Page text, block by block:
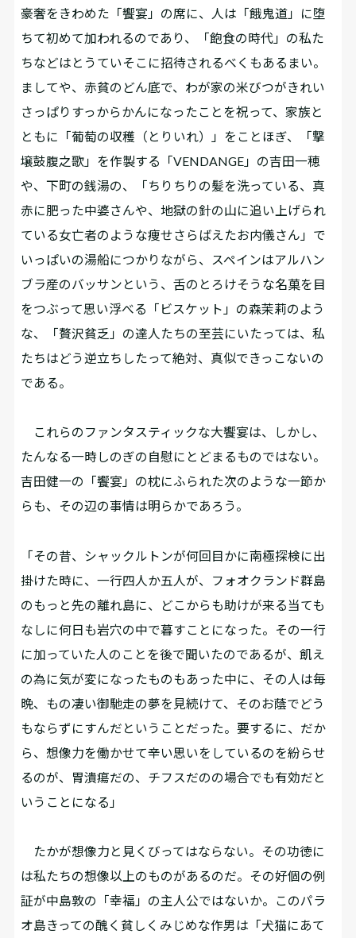
豪奢をきわめた「饗宴」の席に、人は「餓鬼道」に堕
ちて初めて加われるのであり、「飽食の時代」の私た
ちなどはとうていそこに招待されるべくもあるまい。
ましてや、赤貧のどん底で、わが家の米びつがきれい
さっぱりすっからかんになったことを祝って、家族と
ともに「葡萄の収穫（とりいれ）」をことほぎ、「撃
壌鼓腹之歌」を作製する「VENDANGE」の吉田一穂
や、下町の銭湯の、「ちりちりの髪を洗っている、真
赤に肥った中婆さんや、地獄の針の山に追い上げられ
ている女亡者のような痩せさらばえたお内儀さん」で
いっぱいの湯船につかりながら、スペインはアルハン
ブラ産のバッサンという、舌のとろけそうな名菓を目
をつぶって思い浮べる「ビスケット」の森茉莉のよう
な、「贅沢貧乏」の達人たちの至芸にいたっては、私
たちはどう逆立ちしたって絶対、真似できっこないの
である。
これらのファンタスティックな大饗宴は、しかし、
たんなる一時しのぎの自慰にとどまるものではない。
吉田健一の「饗宴」の枕にふられた次のような一節か
らも、その辺の事情は明らかであろう。
「その昔、シャックルトンが何回目かに南極探検に出
掛けた時に、一行四人か五人が、フォオクランド群島
のもっと先の離れ島に、どこからも助けが来る当ても
なしに何日も岩穴の中で暮すことになった。その一行
に加っていた人のことを後で聞いたのであるが、飢え
の為に気が変になったものもあった中に、その人は毎
晩、もの凄い御馳走の夢を見続けて、そのお蔭でどう
もならずにすんだということだった。要するに、だか
ら、想像力を働かせて辛い思いをしているのを紛らせ
るのが、胃潰瘍だの、チフスだのの場合でも有効だと
いうことになる」
たかが想像力と見くびってはならない。その功徳に
は私たちの想像以上のものがあるのだ。その好個の例
証が中島敦の「幸福」の主人公ではないか。このパラ
オ島きっての醜く貧しくみじめな作男は「犬猫にあて